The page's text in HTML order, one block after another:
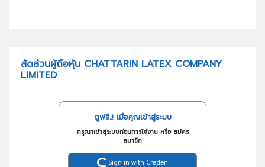
สัดส่วนผู้ถือหุ้น CHATTARIN LATEX COMPANY
LIMITED
ดูฟรี..! เมื่อคุณเข้าสู่ระบบ
กรุณาเข้าสู่ระบบก่อนการใช้งาน หรือ สมัคร
สมาชิก
Sign in with Creden